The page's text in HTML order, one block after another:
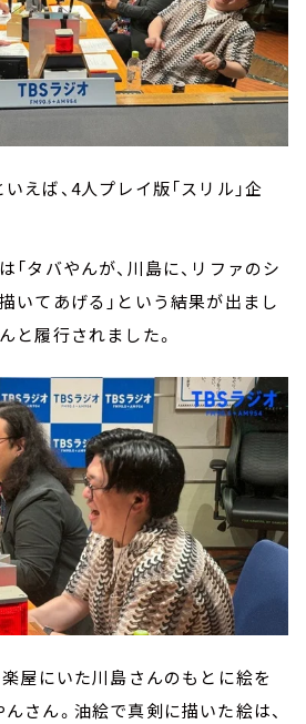
えば、4人プレイ版「スリル」企
タバやんが、川島に、リファのシ
いてあげる」という結果が出まし
と履行されました。
屋にいた川島さんのもとに絵を
さん。油絵で真剣に描いた絵は、